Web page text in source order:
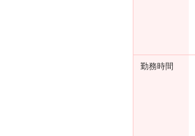
勤務時間